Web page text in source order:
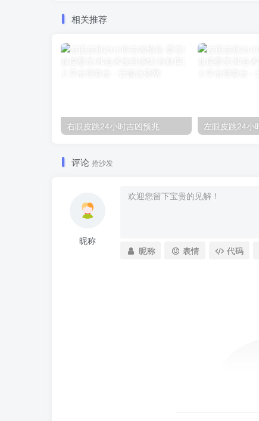
相关推荐
右眼皮跳24小时吉凶预兆 左眼皮跳24小
评论 抢沙发
昵称
昵称 表情 代码